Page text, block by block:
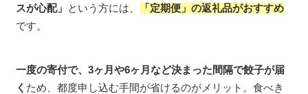
スが心配」 という方には、
「定期便」の返礼品がおすすめ
です。
一度の寄付で、3ヶ月や6ヶ月など決まった間隔で餃子が届
く ため、都度申し込む手間が省けるのがメリット。食べき